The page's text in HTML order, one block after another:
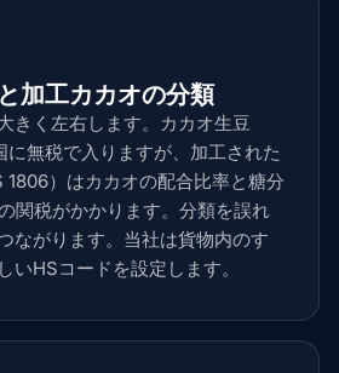
加工カカオの分類
きく左右します。カカオ生豆
に無税で入りますが、加工された
1806）はカカオの配合比率と糖分
関税がかかります。分類を誤れ
ながります。当社は貨物内のす
いHSコードを設定します。